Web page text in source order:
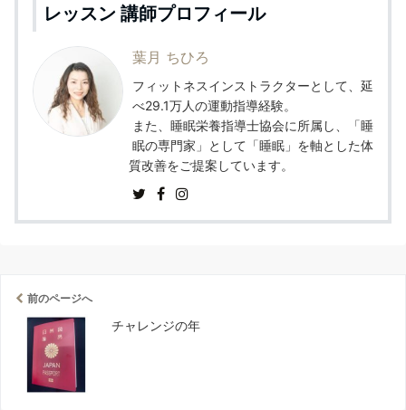
レッスン 講師プロフィール
葉月 ちひろ
フィットネスインストラクターとして、延
べ29.1万人の運動指導経験。
また、睡眠栄養指導士協会に所属し、「睡
眠の専門家」として「睡眠」を軸とした体
質改善をご提案しています。
前のページへ
チャレンジの年